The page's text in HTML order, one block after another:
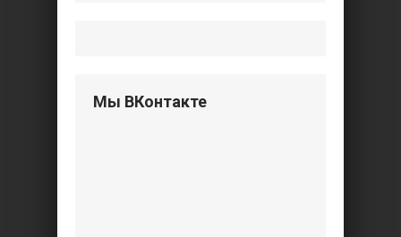
Мы ВКонтакте